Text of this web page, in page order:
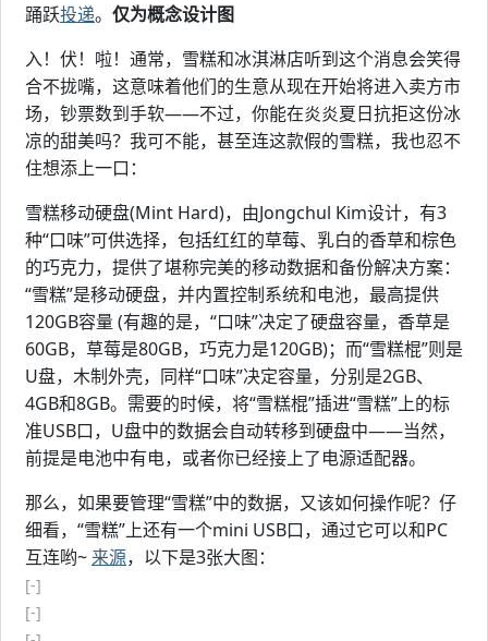
踊跃投递。 仅为概念设计图
入！伏！啦！通常，雪糕和冰淇淋店听到这个消息会笑得
合不拢嘴，这意味着他们的生意从现在开始将进入卖方市
场，钞票数到手软——不过，你能在炎炎夏日抗拒这份冰
凉的甜美吗？我可不能，甚至连这款假的雪糕，我也忍不
住想添上一口：
雪糕移动硬盘(Mint Hard)，由Jongchul Kim设计，有3
种“口味”可供选择，包括红红的草莓、乳白的香草和棕色
的巧克力，提供了堪称完美的移动数据和备份解决方案：
“雪糕”是移动硬盘，并内置控制系统和电池，最高提供
120GB容量 (有趣的是，“口味”决定了硬盘容量，香草是
60GB，草莓是80GB，巧克力是120GB)；而“雪糕棍”则是
U盘，木制外壳，同样“口味”决定容量，分别是2GB、
4GB和8GB。需要的时候，将“雪糕棍”插进“雪糕”上的标
准USB口，U盘中的数据会自动转移到硬盘中——当然，
前提是电池中有电，或者你已经接上了电源适配器。
那么，如果要管理“雪糕”中的数据，又该如何操作呢？仔
细看，“雪糕”上还有一个mini USB口，通过它可以和PC
互连哟~ 来源，以下是3张大图：
[-]
[-]